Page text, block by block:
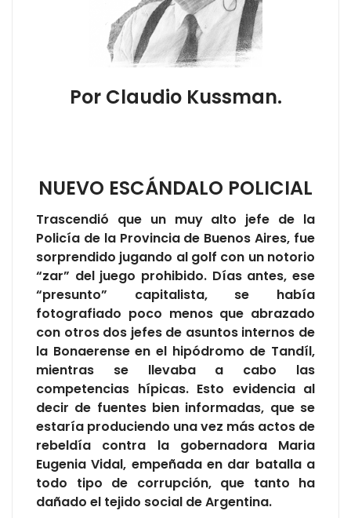
Por Claudio Kussman.
NUEVO ESCÁNDALO POLICIAL
Trascendió que un muy alto jefe de la
Policía de la Provincia de Buenos Aires, fue
sorprendido jugando al golf con un notorio
“zar” del juego prohibido. Días antes, ese
“presunto” capitalista, se había
fotografiado poco menos que abrazado
con otros dos jefes de asuntos internos de
la Bonaerense en el hipódromo de Tandíl,
mientras se llevaba a cabo las
competencias hípicas. Esto evidencia al
decir de fuentes bien informadas, que se
estaría produciendo una vez más actos de
rebeldía contra la gobernadora Maria
Eugenia Vidal, empeñada en dar batalla a
todo tipo de corrupción, que tanto ha
dañado el tejido social de Argentina.